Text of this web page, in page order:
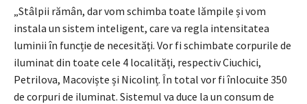
„Stâlpii rămân, dar vom schimba toate lămpile și vom
instala un sistem inteligent, care va regla intensitatea
luminii în funcție de necesități. Vor fi schimbate corpurile de
iluminat din toate cele 4 localități, respectiv Ciuchici,
Petrilova, Macoviște și Nicolinț. În total vor fi înlocuite 350
de corpuri de iluminat. Sistemul va duce la un consum de